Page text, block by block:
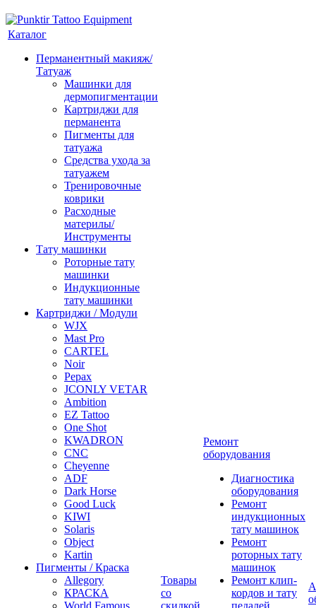
Каталог
Перманентный макияж/
Татуаж
Машинки для
дермопигментации
Картриджи для
перманента
Пигменты для
татуажа
Средства ухода за
татуажем
Тренировочные
коврики
Расходные
материлы/
Инструменты
Тату машинки
Роторные тату
машинки
Индукционные
тату машинки
Картриджи / Модули
WJX
Mast Pro
CARTEL
Noir
Pepax
JCONLY VETAR
Ambition
EZ Tattoo
One Shot
KWADRON
CNC
Cheyenne
ADF
Dark Horse
Good Luck
KIWI
Solaris
Object
Kartin
Пигменты / Краска
Allegory
КРАСКА
World Famous
Товары
со
скидкой
Ремонт
оборудования
Диагностика
оборудования
Ремонт
индукционных
тату машинок
Ремонт
роторных тату
машинок
Ремонт клип-
кордов и тату
педалей